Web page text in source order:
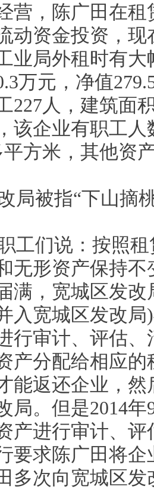
营，陈广田在
动资金投资，
业局外租时有
万元，净值
227人，建筑面
该企业有职工
平方米，其他资
局被指“下山摘
工们说：按照
无形资产保持不
满，宽城区发
入宽城区发改
行审计、评估
产分配给相应
能返还企业，
局。但是2014
产进行审计、
要求陈广田将
多次向宽城区